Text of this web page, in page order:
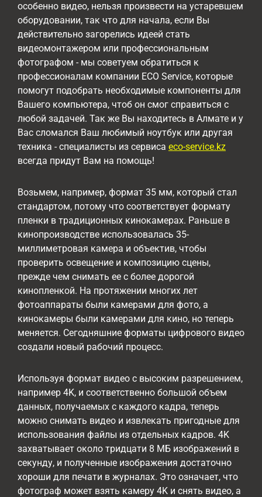
особенно видео, нельзя произвести на устаревшем
оборудовании, так что для начала, если Вы
действительно загорелись идеей стать
видеомонтажером или профессиональным
фотографом - мы советуем обратиться к
профессионалам компании ECO Service, которые
помогут подобрать необходимые компоненты для
Вашего компьютера, чтоб он смог справиться с
любой задачей. Так же Вы находитесь в Алмате и у
Вас сломался Ваш любимый ноутбук или другая
техника - специалисты из сервиса eco-service.kz
всегда придут Вам на помощь!
Возьмем, например, формат 35 мм, который стал
стандартом, потому что соответствует формату
пленки в традиционных кинокамерах. Раньше в
кинопроизводстве использовалась 35-
миллиметровая камера и объектив, чтобы
проверить освещение и композицию сцены,
прежде чем снимать ее с более дорогой
кинопленкой. На протяжении многих лет
фотоаппараты были камерами для фото, а
кинокамеры были камерами для кино, но теперь
меняется. Сегодняшние форматы цифрового видео
создали новый рабочий процесс.
Используя формат видео с высоким разрешением,
например 4K, и соответственно большой объем
данных, получаемых с каждого кадра, теперь
можно снимать видео и извлекать пригодные для
использования файлы из отдельных кадров. 4K
захватывает около тридцати 8 МБ изображений в
секунду, и полученные изображения достаточно
хороши для печати в журналах. Это означает, что
фотограф может взять камеру 4K и снять видео, а